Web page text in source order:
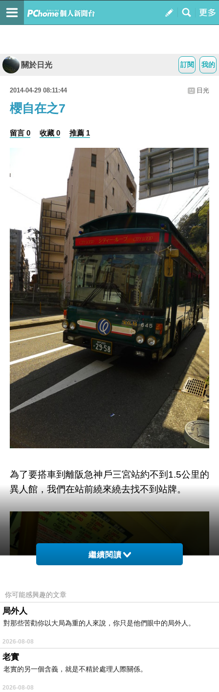
我的
訂閱
關於日光
2014-04-29 08:11:44 日光
櫻自在之7
留言 0 收藏 0 推薦 1
為了要搭車到離阪急神戶三宮站約不到1.5公里的
異人館，我們在站前繞來繞去找不到站牌。
繼續閱讀
你可能感興趣的文章
局外人
對那些苦勸你以大局為重的人來說，你只是他們眼中的局外人。
2026-08-08
老實
老實的另一個含義，就是不精於處理人際關係。
2026-08-08